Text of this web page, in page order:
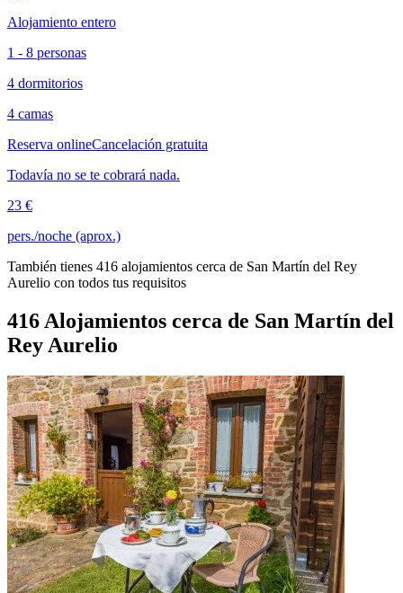
Alojamiento entero
1 - 8 personas
4 dormitorios
4 camas
Reserva onlineCancelación gratuita
Todavía no se te cobrará nada.
23 €
pers./noche (aprox.)
También tienes 416 alojamientos cerca de San Martín del Rey
Aurelio con todos tus requisitos
416 Alojamientos cerca de San Martín del
Rey Aurelio